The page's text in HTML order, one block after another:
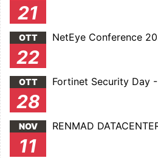
21
OTT
22
NetEye Conference
OTT
28
Fortinet Security Day
NOV
11
RENMAD